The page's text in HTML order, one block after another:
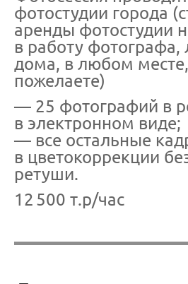
фотостудии города
аренды фотостудии
в работу фотографа,
дома, в любом месте,
пожелаете)
— 25 фотографий в
в электронном виде;
— все остальные
в цветокоррекции
ретуши.
12 500 т.р/час